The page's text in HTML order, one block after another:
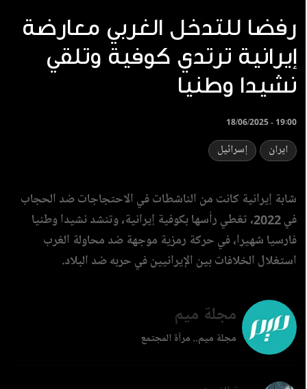
رفضا للتدخل الغربي معارضة
إيرانية ترتدي كوفية وتلقي
نشيدا وطنيا
18/06/2025 - 19:00
ايران إسرائيل
شابة إيرانية كانت من الناشطات في الاحتجاجات ضد الحجاب
في 2022، تغطي رأسها بكوفية إيرانية، وتنشد نشيدا وطنيا
فارسيا شهيرا، في حركة رمزية موجهة ضد محاولة الغرب
استغلال الخلافات بين الإيرانيين في حربه ضد البلاد.
مجلة ميم
مجلة ميم.. مرآة المجتمع